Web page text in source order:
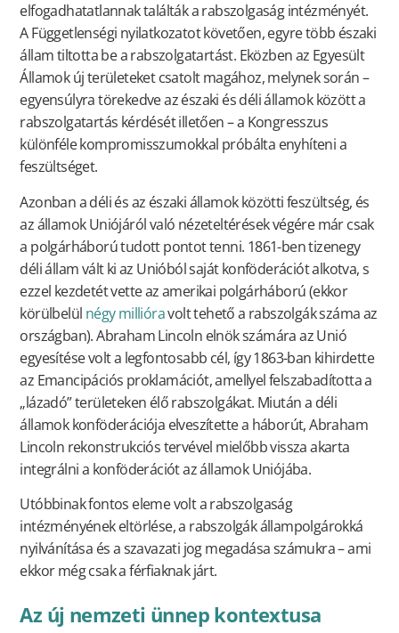
elfogadhatatlannak találták a rabszolgaság intézményét.
A Függetlenségi nyilatkozatot követően, egyre több északi
állam tiltotta be a rabszolgatartást. Eközben az Egyesült
Államok új területeket csatolt magához, melynek során –
egyensúlyra törekedve az északi és déli államok között a
rabszolgatartás kérdését illetően – a Kongresszus
különféle kompromisszumokkal próbálta enyhíteni a
feszültséget.
Azonban a déli és az északi államok közötti feszültség, és
az államok Uniójáról való nézeteltérések végére már csak
a polgárháború tudott pontot tenni. 1861-ben tizenegy
déli állam vált ki az Unióból saját konföderációt alkotva, s
ezzel kezdetét vette az amerikai polgárháború (ekkor
körülbelül négy millióravolt tehető a rabszolgák száma az
országban). Abraham Lincoln elnök számára az Unió
egyesítése volt a legfontosabb cél, így 1863-ban kihirdette
az Emancipációs proklamációt, amellyel felszabadította a
„lázadó” területeken élő rabszolgákat. Miután a déli
államok konföderációja elveszítette a háborút, Abraham
Lincoln rekonstrukciós tervével mielőbb vissza akarta
integrálni a konföderációt az államok Uniójába.
Utóbbinak fontos eleme volt a rabszolgaság
intézményének eltörlése, a rabszolgák állampolgárokká
nyilvánítása és a szavazati jog megadása számukra – ami
ekkor még csak a férfiaknak járt.
Az új nemzeti ünnep kontextusa